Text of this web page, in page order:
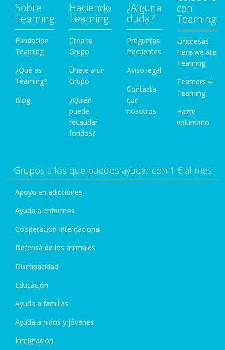
Sobre
Teaming
Fundación
Teaming
¿Qué es
Teaming?
Blog
Haciendo
Teaming
Crea tu
Grupo
Únete a un
Grupo
¿Quién
puede
recaudar
fondos?
¿Alguna
duda?
Preguntas
frecuentes
Aviso legal
Contacta
con
nosotros
con
Teaming
Empresas
Here we are
Teaming
Teamers 4
Teaming
Hazte
voluntario
Grupos a los que puedes ayudar con 1 € al mes
Apoyo en adicciones
Ayuda a enfermos
Cooperación Internacional
Defensa de los animales
Discapacidad
Educación
Ayuda a familias
Ayuda a niños y jóvenes
Inmigración